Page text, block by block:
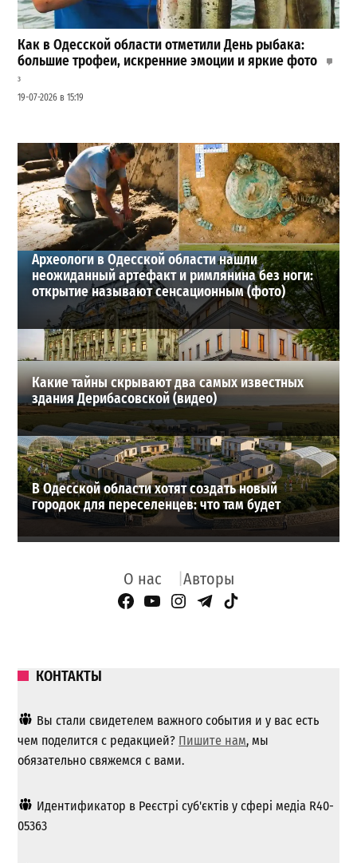
Как в Одесской области отметили День рыбака:
большие трофеи, искренние эмоции и яркие фото
3
19-07-2026 в 15:19
Шезлонги, бунгало и VIP-зоны: сколько придется
заплатить за отдых в Аркадии
21-07-2026 в 19:23
ВИБОР РЕДАКЦИИ
Археологи в Одесской области нашли
неожиданный артефакт и римлянина без ноги:
открытие называют сенсационным (фото)
Какие тайны скрывают два самых известных
здания Дерибасовской (видео)
В Одесской области хотят создать новый
городок для переселенцев: что там будет
О нас Авторы
Facebook Page
YouTube
Instagram
Telegram
TikTok
КОНТАКТЫ
Вы стали свидетелем важного события и у вас есть
чем поделится с редакцией? Пишите нам, мы
обязательно свяжемся с вами.
Идентификатор в Реєстрі суб'єктів у сфері медіа R40-
05363